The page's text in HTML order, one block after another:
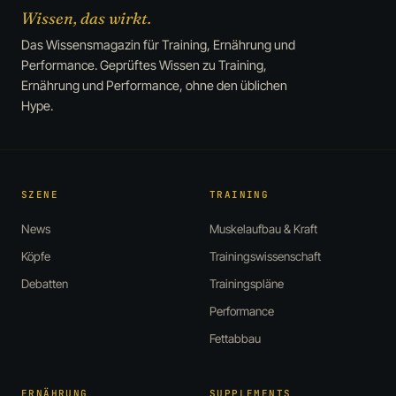
Wissen, das wirkt.
Das Wissensmagazin für Training, Ernährung und
Performance. Geprüftes Wissen zu Training,
Ernährung und Performance, ohne den üblichen
Hype.
SZENE
News
Köpfe
Debatten
TRAINING
Muskelaufbau & Kraft
Trainingswissenschaft
Trainingspläne
Performance
Fettabbau
ERNÄHRUNG SUPPLEMENTS